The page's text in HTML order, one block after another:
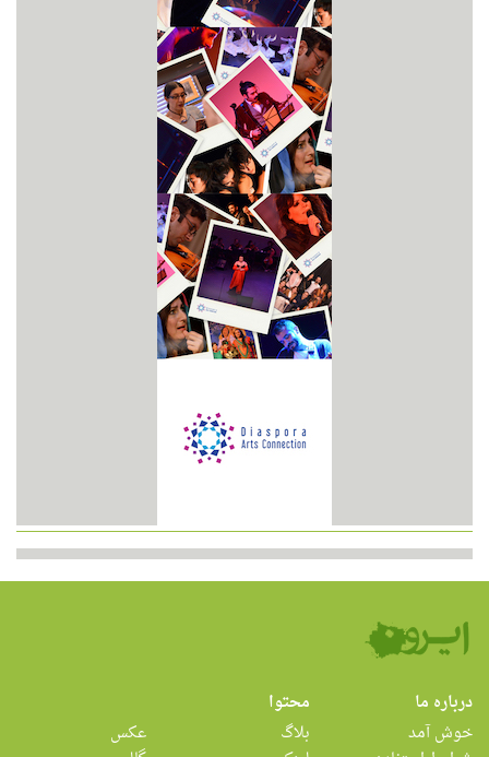
درباره ما
خوش آمد
محتوا
بلاگ
عکس